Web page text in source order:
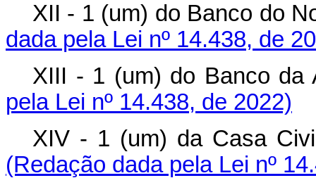
XII - 1 (um) do Banco
dada pela Lei nº 14.438, de
XIII - 1 (um) do Banco
pela Lei nº 14.438, de 2022)
XIV - 1 (um) da Casa
(Redação dada pela Lei nº